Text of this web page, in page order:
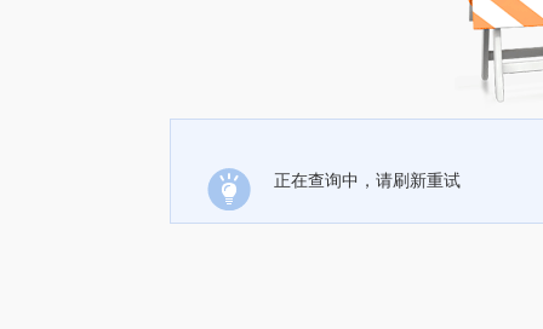
正在查询中，请刷新重试